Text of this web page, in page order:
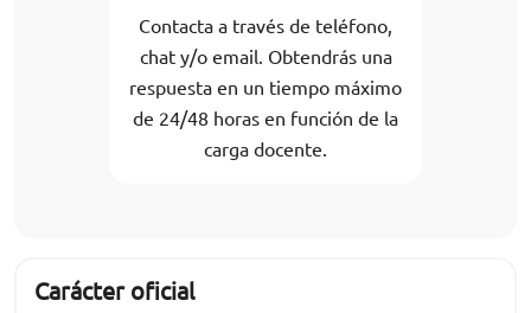
Contacta a través de teléfono,
chat y/o email. Obtendrás una
respuesta en un tiempo máximo
de 24/48 horas en función de la
carga docente.
Carácter oficial